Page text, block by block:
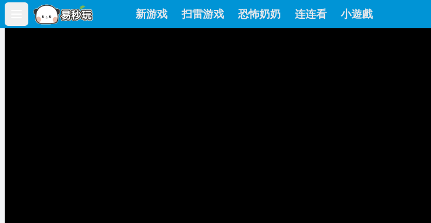
Open main menu
新游戏 扫雷游戏 恐怖奶奶 连连看 小遊戲